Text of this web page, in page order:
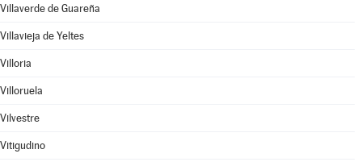
Villaverde de Guareña
Villavieja de Yeltes
Villoria
Villoruela
Vilvestre
Vitigudino